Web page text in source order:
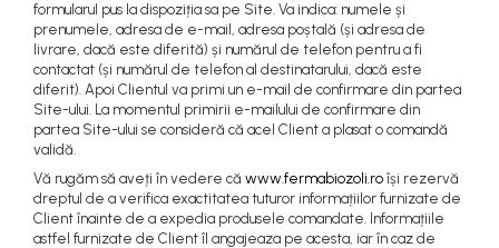
formularul pus la dispoziția sa pe Site. Va indica: numele și
prenumele, adresa de e-mail, adresa poștală (și adresa de
livrare, dacă este diferită) și numărul de telefon pentru a fi
contactat (și numărul de telefon al destinatarului, dacă este
diferit). Apoi Clientul va primi un e-mail de confirmare din partea
Site-ului. La momentul primirii e-mailului de confirmare din
partea Site-ului se consideră că acel Client a plasat o comandă
validă.
Vă rugăm să aveți în vedere că www.fermabiozoli.ro își rezervă
dreptul de a verifica exactitatea tuturor informațiilor furnizate de
Client înainte de a expedia produsele comandate. Informațiile
astfel furnizate de Client îl angajeaza pe acesta, iar în caz de